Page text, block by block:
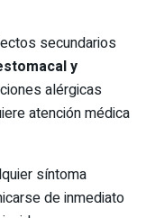
secundarios
y
alérgicas
atención médica
síntoma
de inmediato